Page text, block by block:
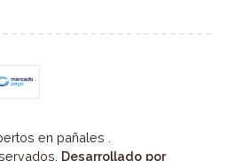
en pañales .
Desarrollado por